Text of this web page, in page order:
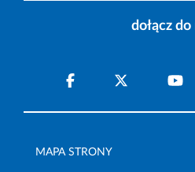
dołącz do
MAPA STRONY